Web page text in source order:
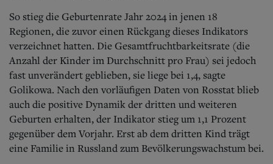
So stieg die Geburtenrate Jahr 2024 in jenen 18
Regionen, die zuvor einen Rückgang dieses Indikators
verzeichnet hatten. Die Gesamtfruchtbarkeitsrate (die
Anzahl der Kinder im Durchschnitt pro Frau) sei jedoch
fast unverändert geblieben, sie liege bei 1,4, sagte
Golikowa. Nach den vorläufigen Daten von Rosstat blieb
auch die positive Dynamik der dritten und weiteren
Geburten erhalten, der Indikator stieg um 1,1 Prozent
gegenüber dem Vorjahr. Erst ab dem dritten Kind trägt
eine Familie in Russland zum Bevölkerungswachstum bei.